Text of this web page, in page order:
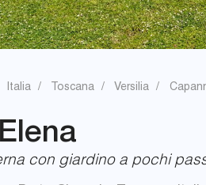
Italia Toscana Versilia
con giardino a pochi